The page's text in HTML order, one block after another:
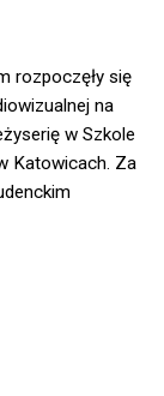
rozpoczęły się
na
w Szkole
Katowicach. Za